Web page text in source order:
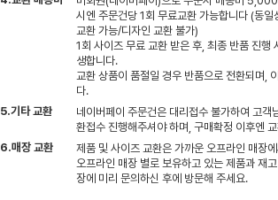
시엔 주문건당 1회 무료교환 가능합니다 (동
교환 가능/디자인 교환 불가)
1회 사이즈 무료 교환 받은 후, 최종 반품 진
생합니다.
교환 상품이 품절일 경우 반품으로 전환되며,
다.
5.기타 교환
네이버페이 주문건은 대리접수 불가하여 고객
환접수 진행해주셔야 하며, 구매확정 이후엔
6.매장 교환
제품 및 사이즈 교환은 가까운 오프라인 매장
오프라인 매장 별로 보유하고 있는 제품과 재
장에 미리 문의하신 후에 방문해 주세요.